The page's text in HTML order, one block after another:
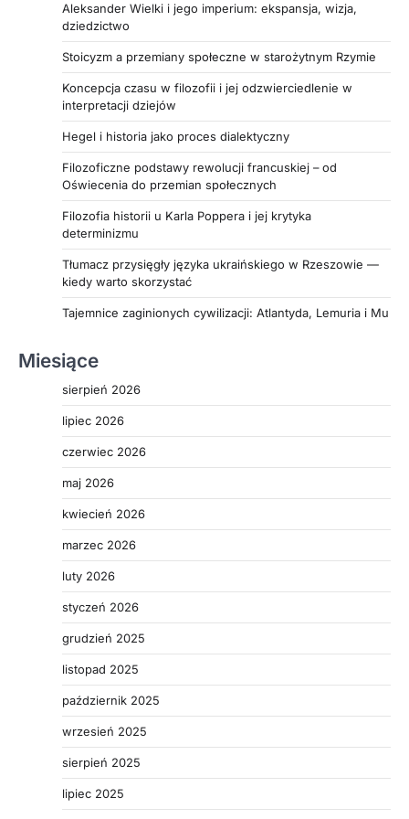
wizje, ale i cenne źródła historyczne. Jeśli chcesz
zobaczyć, jak literatura staje się lustrem kultury i
narzędziem interpretacji przeszłości, zapraszamy
do lektury pełnego artykułu.
Aleksander Wielki i jego imperium: ekspansja, wizja,
dziedzictwo
Stoicyzm a przemiany społeczne w starożytnym Rzymie
Koncepcja czasu w filozofii i jej odzwierciedlenie w
interpretacji dziejów
Hegel i historia jako proces dialektyczny
Filozoficzne podstawy rewolucji francuskiej – od
Oświecenia do przemian społecznych
Filozofia historii u Karla Poppera i jej krytyka
determinizmu
Tłumacz przysięgły języka ukraińskiego w Rzeszowie —
kiedy warto skorzystać
Tajemnice zaginionych cywilizacji: Atlantyda, Lemuria i Mu
Miesiące
sierpień 2026
lipiec 2026
czerwiec 2026
maj 2026
kwiecień 2026
marzec 2026
luty 2026
styczeń 2026
grudzień 2025
listopad 2025
październik 2025
wrzesień 2025
sierpień 2025
lipiec 2025